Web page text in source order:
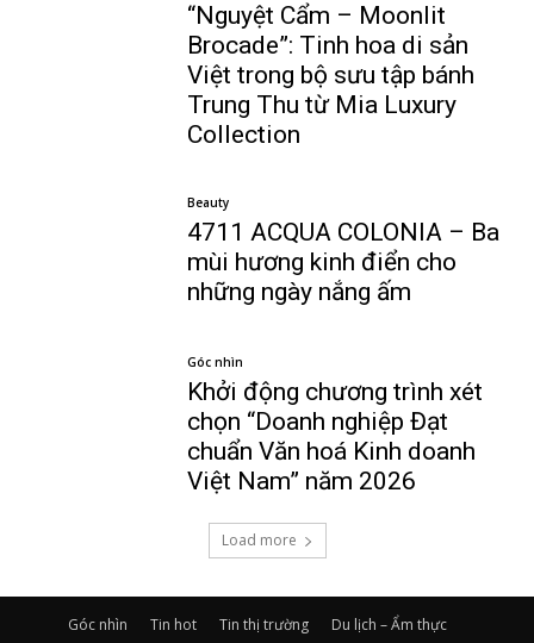
“Nguyệt Cẩm – Moonlit
Brocade”: Tinh hoa di sản
Việt trong bộ sưu tập bánh
Trung Thu từ Mia Luxury
Collection
Beauty
4711 ACQUA COLONIA – Ba
mùi hương kinh điển cho
những ngày nắng ấm
Góc nhìn
Khởi động chương trình xét
chọn “Doanh nghiệp Đạt
chuẩn Văn hoá Kinh doanh
Việt Nam” năm 2026
Load more
Góc nhìn Tin hot Tin thị trường
Du lịch – Ẩm thực